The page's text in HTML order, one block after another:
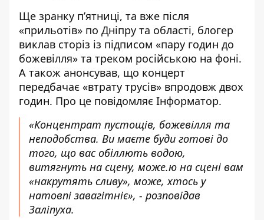
Ще зранку п’ятниці, та вже після
«прильотів» по Дніпру та області, блогер
виклав сторіз із підписом «пару годин до
божевілля» та треком російською на фоні.
А також анонсував, що концерт
передбачає «втрату трусів» впродовж двох
годин. Про це повідомляє Інформатор.
«Концентрат пустощів, божевілля та
неподобства. Ви маєте буди готові до
того, що вас обіллють водою,
витягнуть на сцену, може.ю на сцені вам
«накрутять сливу», може, хтось у
натовпі завагітніє», - розповідав
Заліпуха.